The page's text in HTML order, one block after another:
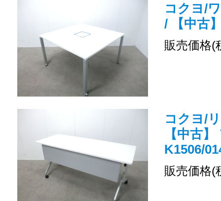
コクヨ/
/ 【中古
販売価格(
コクヨ/
【中古
K1506/
販売価格(